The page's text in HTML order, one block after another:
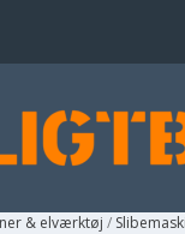
& elværktøj /